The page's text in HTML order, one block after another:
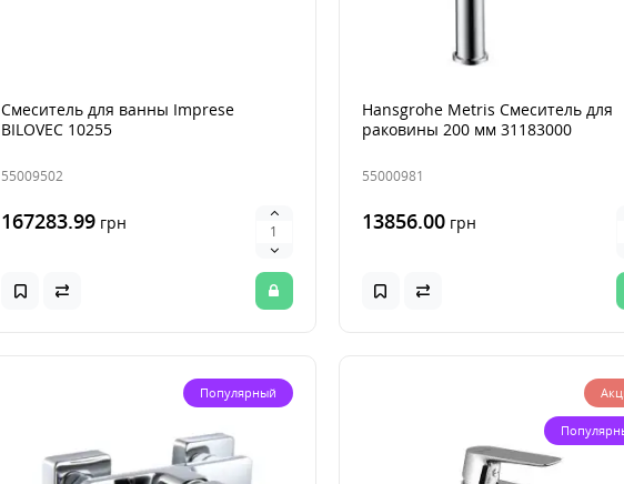
Смеситель для ванны Imprese
BILOVEC 10255
55009502
167283.99 грн
Hansgrohe Metris Смеситель для
раковины 200 мм 31183000
55000981
13856.00грн
Популярный